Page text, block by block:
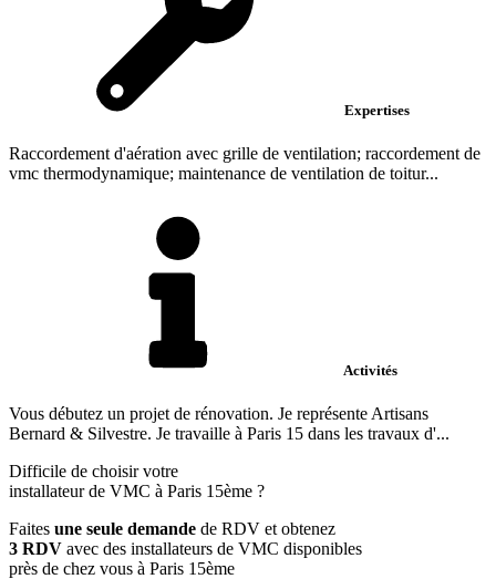
Expertises
Raccordement d'aération avec grille de ventilation; raccordement de
vmc thermodynamique; maintenance de ventilation de toitur...
Activités
Vous débutez un projet de rénovation. Je représente Artisans
Bernard & Silvestre. Je travaille à Paris 15 dans les travaux d'...
Difficile de choisir votre
installateur de VMC à Paris 15ème ?
Faites une seule demande de RDV et obtenez
3 RDV avec des installateurs de VMC disponibles
près de chez vous à Paris 15ème